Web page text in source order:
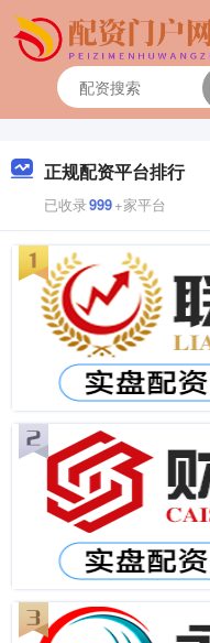
正规配资平台排行
已收录999+家平台